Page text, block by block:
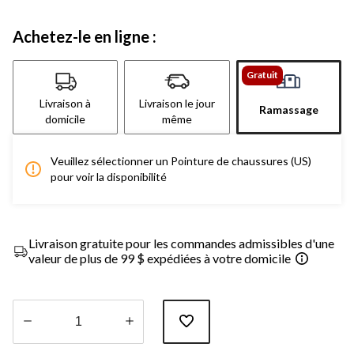
Achetez-le en ligne :
Livraison à
domicile
Livraison le jour
même
Gratuit
Ramassage
Veuillez sélectionner un Pointure de chaussures (US)
pour voir la disponibilité
Livraison gratuite pour les commandes admissibles d'une
valeur de plus de 99 $ expédiées à votre domicile